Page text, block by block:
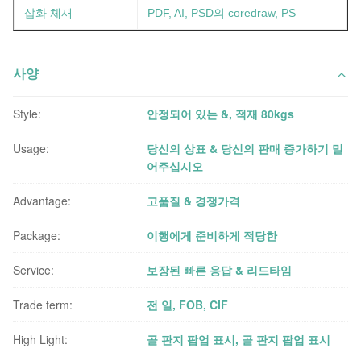
삽화 체재 PDF, AI, PSD의 coredraw, PS
사양
Style: 안정되어 있는 &, 적재 80kgs
Usage:
당신의 상표 & 당신의 판매 증가하기 밀
어주십시오
Advantage: 고품질 & 경쟁가격
Package: 이행에게 준비하게 적당한
Service: 보장된 빠른 응답 & 리드타임
Trade term: 전 일, FOB, CIF
High Light: 골 판지 팝업 표시, 골 판지 팝업 표시